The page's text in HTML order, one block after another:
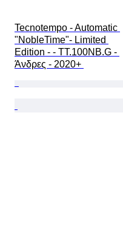
Tecnotempo - Automatic
"NobleTime"- Limited
Edition - - TT.100NB.G -
Άνδρες - 2020+